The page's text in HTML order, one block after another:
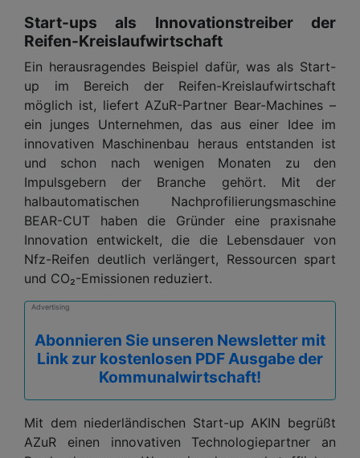
Start-ups als Innovationstreiber der
Reifen-Kreislaufwirtschaft
Ein herausragendes Beispiel dafür, was als Start-
up im Bereich der Reifen-Kreislaufwirtschaft
möglich ist, liefert AZuR-Partner Bear-Machines –
ein junges Unternehmen, das aus einer Idee im
innovativen Maschinenbau heraus entstanden ist
und schon nach wenigen Monaten zu den
Impulsgebern der Branche gehört. Mit der
halbautomatischen Nachprofilierungsmaschine
BEAR-CUT haben die Gründer eine praxisnahe
Innovation entwickelt, die die Lebensdauer von
Nfz-Reifen deutlich verlängert, Ressourcen spart
und CO₂-Emissionen reduziert.
Advertising
Abonnieren Sie unseren Newsletter mit
Link zur kostenlosen PDF Ausgabe der
Kommunalwirtschaft!
Mit dem niederländischen Start-up AKIN begrüßt
AZuR einen innovativen Technologiepartner an